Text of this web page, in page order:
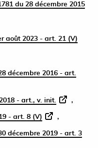
du 28 décembre 2015
août 2023 - art. 21 (V)
décembre 2016 - art.
- art., v. init.
- art. 8 (V)
décembre 2019 - art. 3